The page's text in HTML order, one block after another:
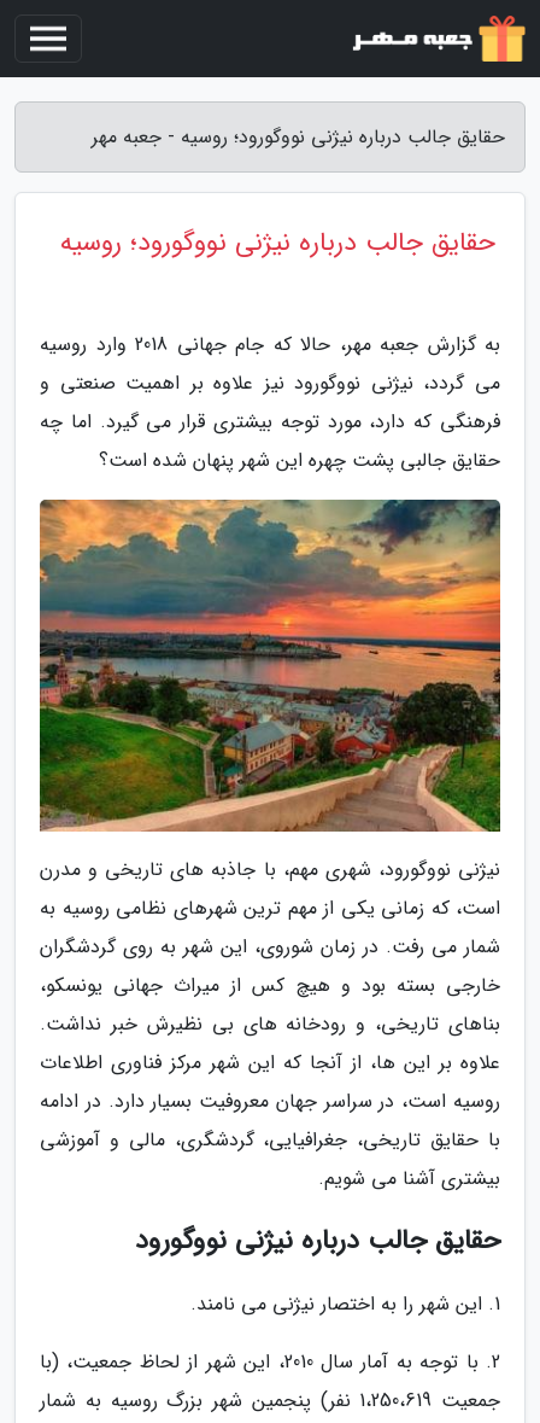
حقایق جالب درباره نیژنی نووگورود؛ روسیه - جعبه مهر
حقایق جالب درباره نیژنی نووگورود؛ روسیه
به گزارش جعبه مهر، حالا که جام جهانی 2018 وارد روسیه
می گردد، نیژنی نووگورود نیز علاوه بر اهمیت صنعتی و
فرهنگی که دارد، مورد توجه بیشتری قرار می گیرد. اما چه
حقایق جالبی پشت چهره این شهر پنهان شده است؟
نیژنی نووگورود، شهری مهم، با جاذبه های تاریخی و مدرن
است، که زمانی یکی از مهم ترین شهرهای نظامی روسیه به
شمار می رفت. در زمان شوروی، این شهر به روی گردشگران
خارجی بسته بود و هیچ کس از میراث جهانی یونسکو،
بناهای تاریخی، و رودخانه های بی نظیرش خبر نداشت.
علاوه بر این ها، از آنجا که این شهر مرکز فناوری اطلاعات
روسیه است، در سراسر جهان معروفیت بسیار دارد. در ادامه
با حقایق تاریخی، جغرافیایی، گردشگری، مالی و آموزشی
بیشتری آشنا می شویم.
حقایق جالب درباره نیژنی نووگورود
1. این شهر را به اختصار نیژنی می نامند.
2. با توجه به آمار سال 2010، این شهر از لحاظ جمعیت، (با
جمعیت 1،250،619 نفر) پنجمین شهر بزرگ روسیه به شمار